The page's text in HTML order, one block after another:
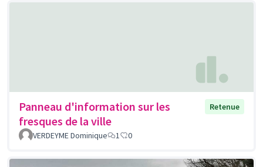
Panneau d'information sur les
fresques de la ville
Retenue
VERDEYME Dominique 1 0